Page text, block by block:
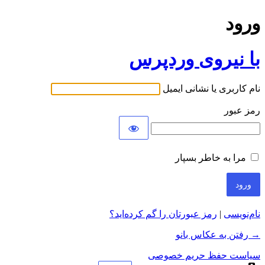
ورود
با نیروی وردپرس
نام کاربری یا نشانی ایمیل
رمز عبور
مرا به خاطر بسپار
نام‌نویسی | رمز عبورتان را گم کرده‌اید؟
→ رفتن به عکاس بانو
سیاست حفظ حریم خصوصی